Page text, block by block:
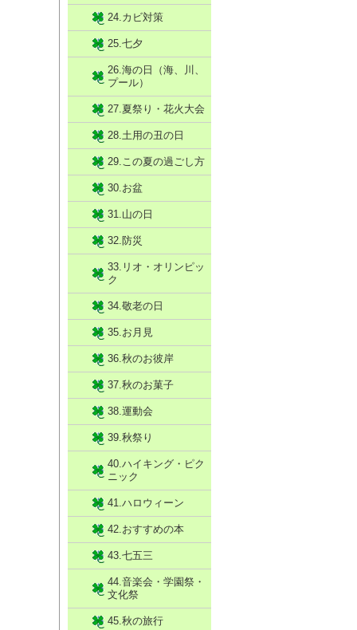
24.カビ対策
25.七夕
26.海の日（海、川、
プール）
27.夏祭り・花火大会
28.土用の丑の日
29.この夏の過ごし方
30.お盆
31.山の日
32.防災
33.リオ・オリンピッ
ク
34.敬老の日
35.お月見
36.秋のお彼岸
37.秋のお菓子
38.運動会
39.秋祭り
40.ハイキング・ピク
ニック
41.ハロウィーン
42.おすすめの本
43.七五三
44.音楽会・学園祭・
文化祭
45.秋の旅行